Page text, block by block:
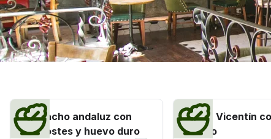
Gazpacho andaluz con
picatostes y huevo duro
Melón Vicentín
ibérico